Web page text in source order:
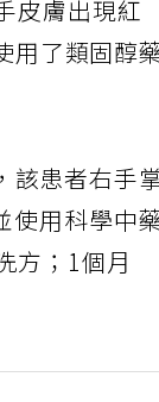
皮膚出現紅
用了類固醇
該患者右手
使用科學中
方；1個月